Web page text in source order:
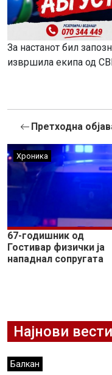
За настанот бил
извршила екипа од
Претходна
Хроника
67-годишник од
Гостивар физички ја
нападнал сопругата
Најнови вести
Балкан